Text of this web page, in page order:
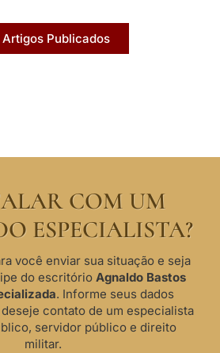
Artigos Publicados
COM UM
ESPECIALISTA?
você enviar sua situação e seja
do escritório Agnaldo Bastos
. Informe seus dados
contato de um especialista
servidor público e direito
militar.